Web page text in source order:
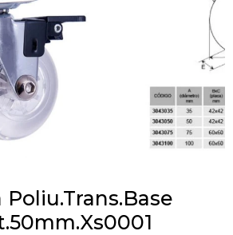
Poliu.Trans.Base